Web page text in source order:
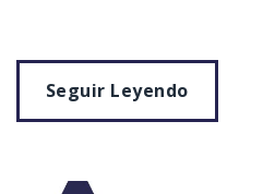
Seguir Leyendo